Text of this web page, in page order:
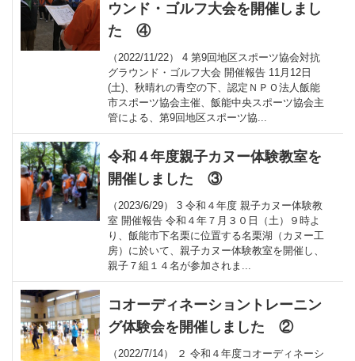
ウンド・ゴルフ大会を開催しまし
た ④
（2022/11/22） 4 第9回地区スポーツ協会対抗
グラウンド・ゴルフ大会 開催報告 11月12日
(土)、秋晴れの青空の下、認定ＮＰＯ法人飯能
市スポーツ協会主催、飯能中央スポーツ協会主
管による、第9回地区スポーツ協...
令和４年度親子カヌー体験教室を
開催しました ③
（2023/6/29） 3 令和４年度 親子カヌー体験教
室 開催報告 令和４年７月３０日（土）９時よ
り、飯能市下名栗に位置する名栗湖（カヌー工
房）に於いて、親子カヌー体験教室を開催し、
親子７組１４名が参加されま...
コオーディネーショントレーニン
グ体験会を開催しました ②
（2022/7/14） ２ 令和４年度コオーディネーシ